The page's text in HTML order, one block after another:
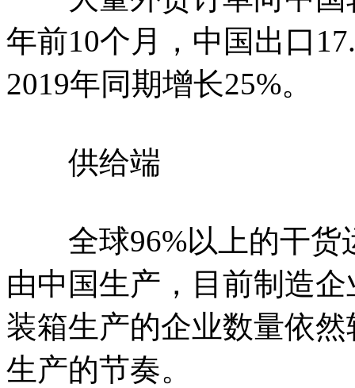
年前10个月，中国出口
2019年同期增长25%。
供给端
全球96%以上的干货
由中国生产，目前制造
装箱生产的企业数量依
生产的节奏。